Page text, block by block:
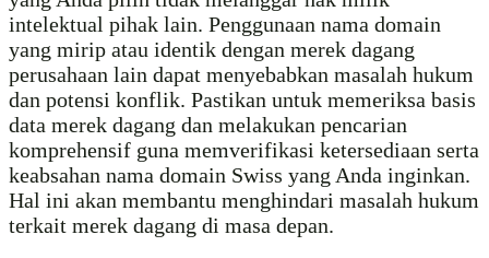
intelektual pihak lain. Penggunaan nama domain
yang mirip atau identik dengan merek dagang
perusahaan lain dapat menyebabkan masalah hukum
dan potensi konflik. Pastikan untuk memeriksa basis
data merek dagang dan melakukan pencarian
komprehensif guna memverifikasi ketersediaan serta
keabsahan nama domain Swiss yang Anda inginkan.
Hal ini akan membantu menghindari masalah hukum
terkait merek dagang di masa depan.